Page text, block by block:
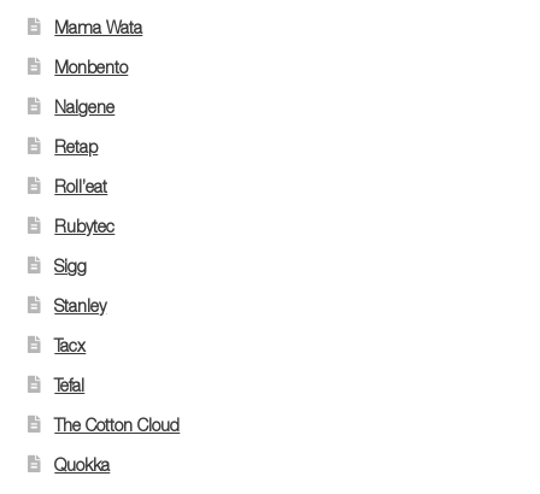
Mama Wata
Monbento
Nalgene
Retap
Roll’eat
Rubytec
Sigg
Stanley
Tacx
Tefal
The Cotton Cloud
Quokka